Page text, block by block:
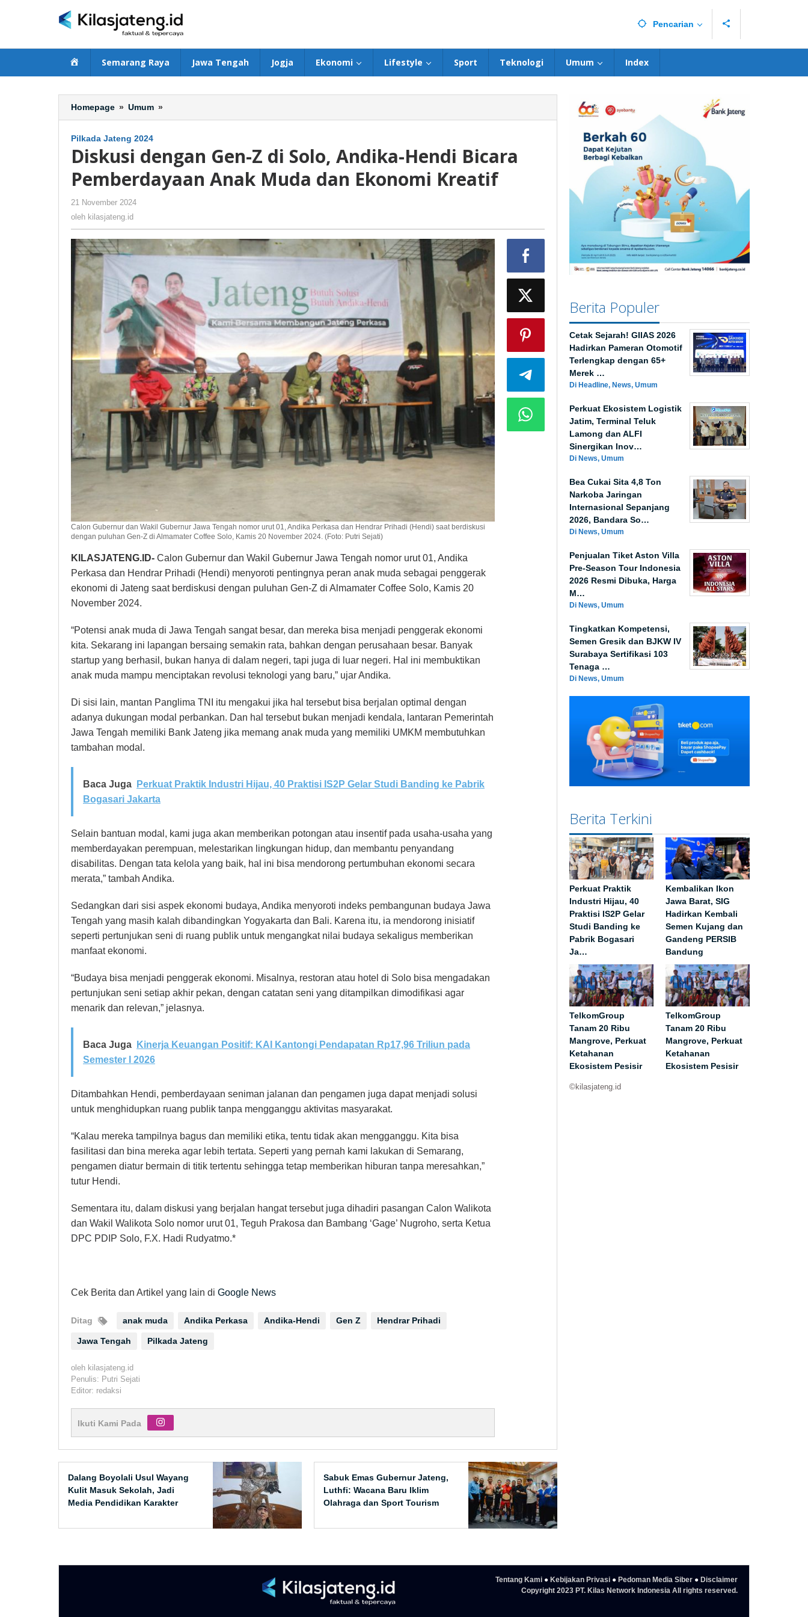
Pencarian
BerandaSemarang Raya Jawa Tengah Jogja Ekonomi Lifestyle Sport Teknologi Umum Index
Homepage » Umum »
dengan
di
Solo,
Andika-
Muda
dan
Ekonomi
Kreatif
Pilkada Jateng 2024
Diskusi dengan Gen-Z di Solo, Andika-Hendi Bicara
Pemberdayaan Anak Muda dan Ekonomi Kreatif
21 November 2024
oleh kilasjateng.id
Calon Gubernur dan Wakil Gubernur Jawa Tengah nomor urut 01, Andika Perkasa dan Hendrar Prihadi (Hendi) saat berdiskusi
dengan puluhan Gen-Z di Almamater Coffee Solo, Kamis 20 November 2024. (Foto: Putri Sejati)
KILASJATENG.ID- Calon Gubernur dan Wakil Gubernur Jawa Tengah nomor urut 01, Andika
Perkasa dan Hendrar Prihadi (Hendi) menyoroti pentingnya peran anak muda sebagai penggerak
ekonomi di Jateng saat berdiskusi dengan puluhan Gen-Z di Almamater Coffee Solo, Kamis 20
November 2024.
“Potensi anak muda di Jawa Tengah sangat besar, dan mereka bisa menjadi penggerak ekonomi
kita. Sekarang ini lapangan bersaing semakin rata, bahkan dengan perusahaan besar. Banyak
startup yang berhasil, bukan hanya di dalam negeri, tapi juga di luar negeri. Hal ini membuktikan
anak muda mampu menciptakan revolusi teknologi yang baru,” ujar Andika.
Di sisi lain, mantan Panglima TNI itu mengakui jika hal tersebut bisa berjalan optimal dengan
adanya dukungan modal perbankan. Dan hal tersebut bukan menjadi kendala, lantaran Pemerintah
Jawa Tengah memiliki Bank Jateng jika memang anak muda yang memiliki UMKM membutuhkan
tambahan modal.
Baca Juga
Perkuat Praktik Industri Hijau, 40 Praktisi IS2P Gelar Studi Banding ke Pabrik
Bogasari Jakarta
Selain bantuan modal, kami juga akan memberikan potongan atau insentif pada usaha-usaha yang
memberdayakan perempuan, melestarikan lingkungan hidup, dan membantu penyandang
disabilitas. Dengan tata kelola yang baik, hal ini bisa mendorong pertumbuhan ekonomi secara
merata,” tambah Andika.
Sedangkan dari sisi aspek ekonomi budaya, Andika menyoroti indeks pembangunan budaya Jawa
Tengah yang masih kalah dibandingkan Yogyakarta dan Bali. Karena itu, ia mendorong inisiatif
seperti pertunjukan seni di ruang publik untuk mengangkat nilai budaya sekaligus memberikan
manfaat ekonomi.
“Budaya bisa menjadi penggerak ekonomi. Misalnya, restoran atau hotel di Solo bisa mengadakan
pertunjukan seni setiap akhir pekan, dengan catatan seni yang ditampilkan dimodifikasi agar
menarik dan relevan,” jelasnya.
Baca Juga
Kinerja Keuangan Positif: KAI Kantongi Pendapatan Rp17,96 Triliun pada
Semester I 2026
Ditambahkan Hendi, pemberdayaan seniman jalanan dan pengamen juga dapat menjadi solusi
untuk menghidupkan ruang publik tanpa mengganggu aktivitas masyarakat.
“Kalau mereka tampilnya bagus dan memiliki etika, tentu tidak akan mengganggu. Kita bisa
fasilitasi dan bina mereka agar lebih tertata. Seperti yang pernah kami lakukan di Semarang,
pengamen diatur bermain di titik tertentu sehingga tetap memberikan hiburan tanpa meresahkan,”
tutur Hendi.
Sementara itu, dalam diskusi yang berjalan hangat tersebut juga dihadiri pasangan Calon Walikota
dan Wakil Walikota Solo nomor urut 01, Teguh Prakosa dan Bambang ‘Gage’ Nugroho, serta Ketua
DPC PDIP Solo, F.X. Hadi Rudyatmo.*
Cek Berita dan Artikel yang lain di Google News
Ditag anak muda Andika Perkasa Andika-Hendi Gen Z Hendrar Prihadi
Jawa Tengah Pilkada Jateng
oleh kilasjateng.id
Penulis: Putri Sejati
Editor: redaksi
Ikuti Kami Pada
Dalang Boyolali Usul Wayang
Kulit Masuk Sekolah, Jadi
Media Pendidikan Karakter
Sabuk Emas Gubernur Jateng,
Luthfi: Wacana Baru Iklim
Olahraga dan Sport Tourism
Berita Populer
Cetak Sejarah! GIIAS 2026
Hadirkan Pameran Otomotif
Terlengkap dengan 65+
Merek …
Di Headline, News, Umum
Perkuat Ekosistem Logistik
Jatim, Terminal Teluk
Lamong dan ALFI
Sinergikan Inov…
Di News, Umum
Bea Cukai Sita 4,8 Ton
Narkoba Jaringan
Internasional Sepanjang
2026, Bandara So…
Di News, Umum
Penjualan Tiket Aston Villa
Pre-Season Tour Indonesia
2026 Resmi Dibuka, Harga
M…
Di News, Umum
Tingkatkan Kompetensi,
Semen Gresik dan BJKW IV
Surabaya Sertifikasi 103
Tenaga …
Di News, Umum
Berita Terkini
Perkuat Praktik
Industri Hijau, 40
Praktisi IS2P Gelar
Studi Banding ke
Pabrik Bogasari
Ja…
Kembalikan Ikon
Jawa Barat, SIG
Hadirkan Kembali
Semen Kujang dan
Gandeng PERSIB
Bandung
TelkomGroup
Tanam 20 Ribu
Mangrove, Perkuat
Ketahanan
Ekosistem Pesisir
TelkomGroup
Tanam 20 Ribu
Mangrove, Perkuat
Ketahanan
Ekosistem Pesisir
©kilasjateng.id
Tentang Kami ● Kebijakan Privasi ● Pedoman Media Siber ● Disclaimer
Copyright 2023 PT. Kilas Network Indonesia All rights reserved.